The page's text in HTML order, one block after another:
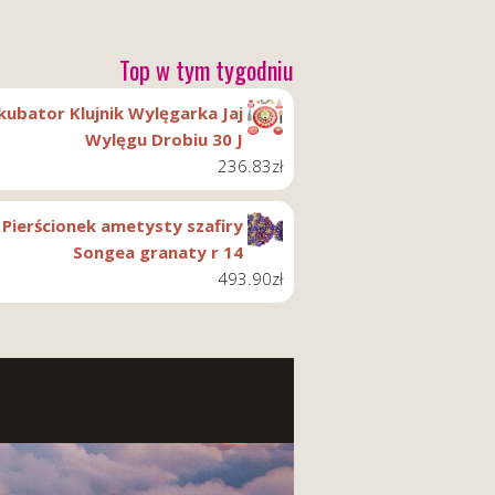
Top w tym tygodniu
Klujnik Wylęgarka Jaj
Wylęgu Drobiu 30 J
236.83zł
Pierścionek ametysty szafiry
Songea granaty r 14
493.90zł